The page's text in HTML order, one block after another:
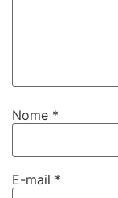
Nome *
E-mail *